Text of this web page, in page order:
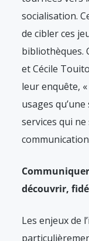
socialisation.
de cibler ces
bibliothèques.
et Cécile
leur enquête, «
usages
services qui
communication
découvrir,
Les enjeux de